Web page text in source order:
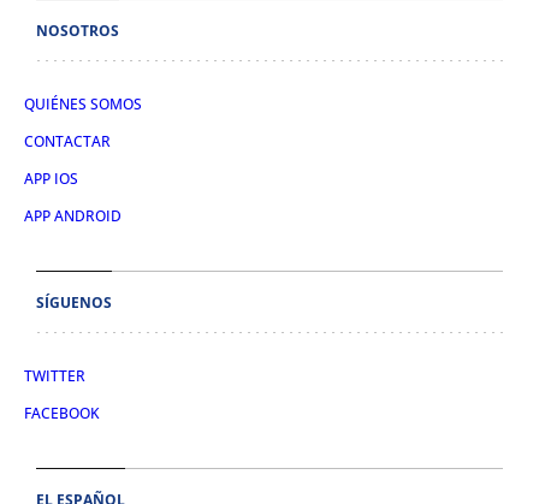
NOSOTROS
QUIÉNES SOMOS
CONTACTAR
APP IOS
APP ANDROID
SÍGUENOS
TWITTER
FACEBOOK